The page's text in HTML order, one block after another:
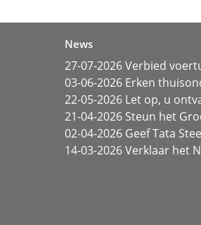
News
27-07-2026 Verbied
03-06-2026 Erken
22-05-2026 Let op, u
21-04-2026 Steun het
02-04-2026 Geef Tata
14-03-2026 Verklaar het